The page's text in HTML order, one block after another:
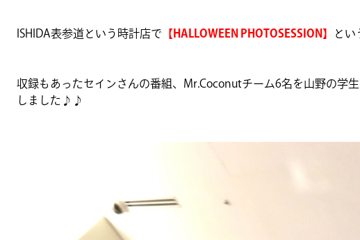
ISHIDA表参道という時計店で 【HALLOWEEN PHOTOSESSION】 とい
収録もあったセインさんの番組、Mr.Coconutチーム6名を山野の学
しました♪♪